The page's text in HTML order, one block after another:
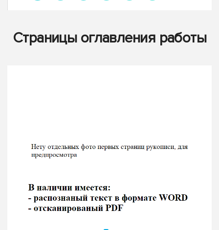
Страницы оглавления работы